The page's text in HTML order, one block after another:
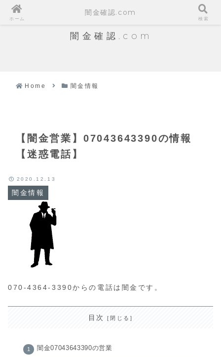
闇金確認.com
Home 闇金情報
【闇金営業】07043643390の情報
【迷惑電話】
闇金情報
2020.12.13
070-4364-3390からの電話は闇金です。
目次
闇金07043643390の営業
ホーム
闇金確認.com
検索